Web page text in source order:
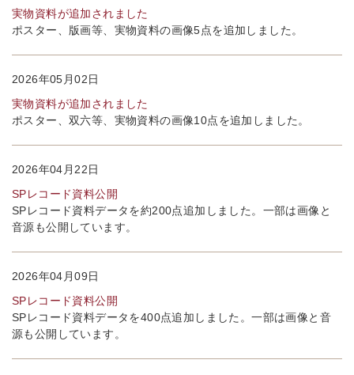
実物資料が追加されました
ポスター、版画等、実物資料の画像5点を追加しました。
2026年05月02日
実物資料が追加されました
ポスター、双六等、実物資料の画像10点を追加しました。
2026年04月22日
SPレコード資料公開
SPレコード資料データを約200点追加しました。一部は画像と
音源も公開しています。
2026年04月09日
SPレコード資料公開
SPレコード資料データを400点追加しました。一部は画像と音
源も公開しています。